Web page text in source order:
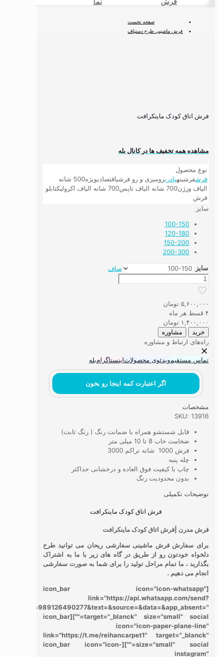
صفحه نخست
فرش ماشینی طرح دستباف
فرش اتاق کودک ماینکرافت
مشاهده همه تخفیف ها در کانال بله
نوع محصول
فرشفرشینهپادریرومیزی و رو فرشیاقتصادیویژه
500 شانه
الیاف ورژن700 شانه الیاف تاپس 700 شانه الیاف اکرولیک
تابلو
فرش
سایز
100-150
120-180
150-200
200-300
سایز
صاف
فرش
اتاق
کودک
ماینکرافت
عدد
۵,۶۰۰,۰۰۰ تومان
۴ قسط هر ماه
۱,۴۰۰,۰۰۰ تومان
خرید مشاوره
راه‌های ارتباط و مشاوره
تماس مستقیمویدئوی محصولاتاینستاگرامبله
اگر اعتبارت کمه اینجا رو بخون
مشخصات
SKU: 13916
قابل شستشو همراه با ضمانت رنگ ( رنگ ثابت)
ضخامت خاب 8 تا 10 میلی متر
فرش 1000 شانه تراکم 3000
چله پنبه
چاپ با کیفیت فوق العاده و درخشانی حداکثر
بدون محدودیت رنگ
توضیحات تکمیلی
فرش اتاق کودک ماینکرافت
فرش مدرن |فرش اتاق کودک ماینکرافت
برای سفارش فرش ماشینی سفارشی ریحان می توانید طرح
دلخواه خودتون رو از طریق در گاه های زیر با ما به اشتراک
بگذارید ، ما تمام مراحل تولید را برای شما به صورت سفارشی
انجام می دهیم .
[icon_bar icon="icon-whatsapp"
link="https://api.whatsapp.com/send?
phone=989126490277&text=&source=&data=&app_absent="
target="_blanck" size="small" social=""][icon_bar
icon="icon-paper-plane-line"
link="https://t.me/reihancarpet1" target="_blanck"
size="small" social=""][icon_bar icon="icon-
instagram"